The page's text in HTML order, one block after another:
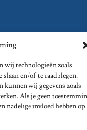
wij technologieën zoals
slaan en/of te raadplegen.
kunnen wij gegevens zoals
Als je geen
nadelige invloed hebben op
voorwaarden